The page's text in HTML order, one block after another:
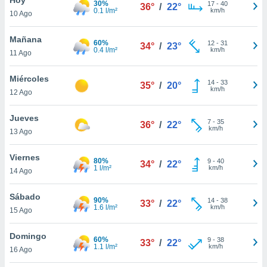
en
más
nuestra
de
cookies
aceptar
10 Ago
30%
0.1 l/m²
36° / 22° 17- 40
km/h
Mañana
11 Ago
60%
0.4 l/m²
34° / 23° 12- 31
km/h
Miércoles
12 Ago
35° / 20° 14- 33
km/h
Jueves
13 Ago
36° / 22° 7- 35
km/h
Viernes
14 Ago
80%
1 l/m²
34° / 22° 9- 40
km/h
Sábado
15 Ago
90%
1.6 l/m²
33° / 22° 14- 38
km/h
Domingo
16 Ago
60%
1.1 l/m²
33° / 22° 9- 38
km/h